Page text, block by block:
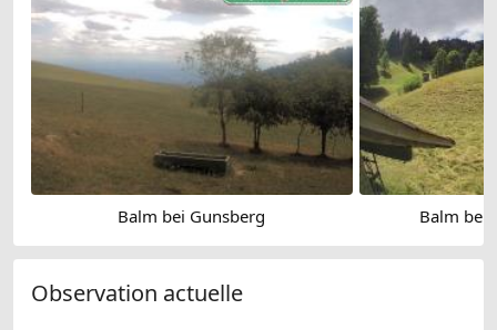
Balm bei Gunsberg Balm bei
Observation actuelle